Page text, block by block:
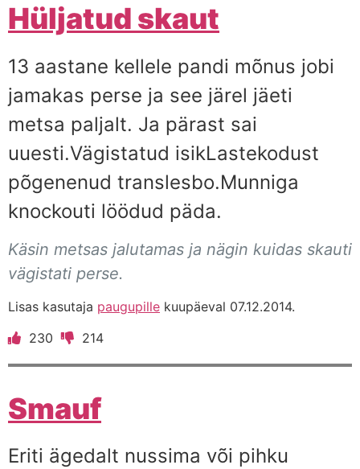
Hüljatud skaut
13 aastane kellele pandi mõnus jobi
jamakas perse ja see järel jäeti
metsa paljalt. Ja pärast sai
uuesti.Vägistatud isikLastekodust
põgenenud translesbo.Munniga
knockouti löödud päda.
Käsin metsas jalutamas ja nägin kuidas skauti
vägistati perse.
Lisas kasutaja paugupille kuupäeval 07.12.2014.
230
214
Smauf
Eriti ägedalt nussima või pihku